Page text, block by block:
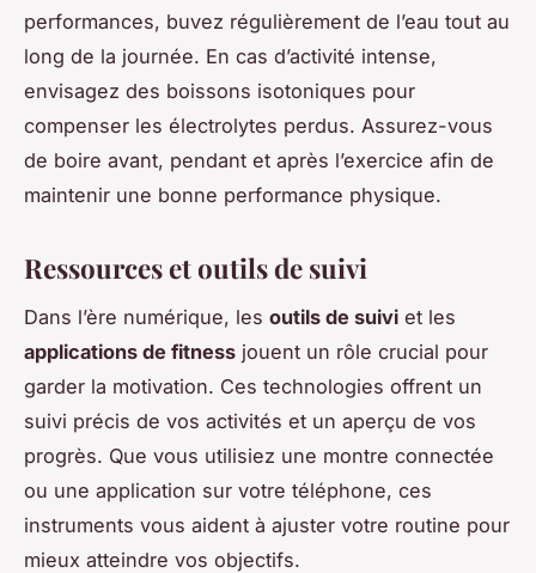
performances, buvez régulièrement de l’eau tout au
long de la journée. En cas d’activité intense,
envisagez des boissons isotoniques pour
compenser les électrolytes perdus. Assurez-vous
de boire avant, pendant et après l’exercice afin de
maintenir une bonne performance physique.
Ressources et outils de suivi
Dans l’ère numérique, les outils de suivi et les
applications de fitness jouent un rôle crucial pour
garder la motivation. Ces technologies offrent un
suivi précis de vos activités et un aperçu de vos
progrès. Que vous utilisiez une montre connectée
ou une application sur votre téléphone, ces
instruments vous aident à ajuster votre routine pour
mieux atteindre vos objectifs.